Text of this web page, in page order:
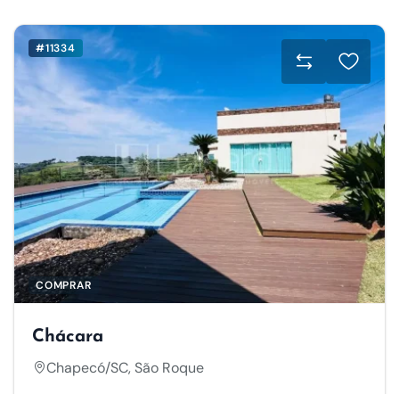
#11334
COMPRAR
Chácara
Chapecó/SC, São Roque